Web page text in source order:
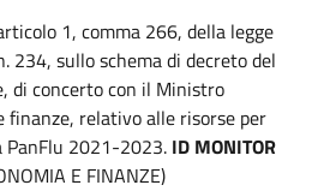
1, comma 266, della legge
234, sullo schema di decreto del
di concerto con il Ministro
finanze, relativo alle risorse per
PanFlu 2021-2023. ID MONITOR
E FINANZE)